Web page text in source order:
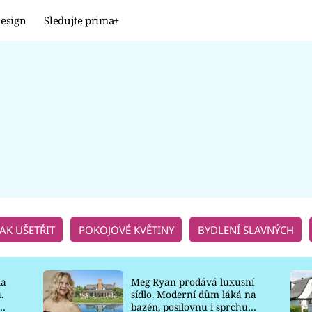
Sledujte prima+
UŠETŘIT POKOJOVÉ KVĚTINY BYDLENÍ SLAVNÝCH
Meg Ryan prodává luxusní
sídlo. Moderní dům láká na
bazén, posilovnu i sprchu